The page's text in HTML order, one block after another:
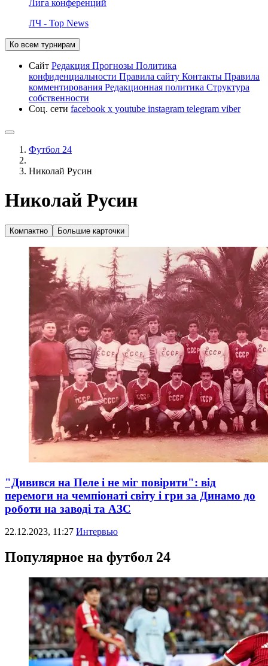
Лига конференций
ЛЧ - Top News
Ко всем турнирам
Сайт Редакция Прогнозы Политика
конфиденциальности Правила сайту Контакты Правила
комментирования Редакционная политика Структура
собственности
Соц. сети facebook x youtube instagram telegram viber
Футбол 24
Николай Русин
Николай Русин
Компактно Большие карточки
"Дивився на Пеле і не міг повірити": від
перемоги на чемпіонаті світу і гри за Динамо до
роботи на заводі та АЗС
22.12.2023, 11:27 Интервью
Популярное на футбол 24